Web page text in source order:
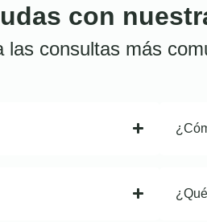
con
las consultas más